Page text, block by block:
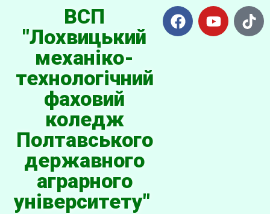
ВСП
"Лохвицький
механіко-
технологічний
фаховий
коледж
Полтавського
державного
аграрного
університету"